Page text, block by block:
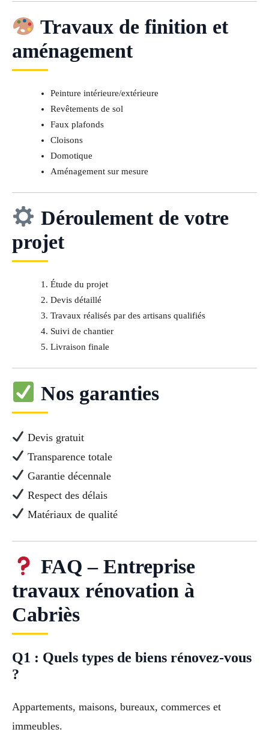
Travaux de finition et
aménagement
Peinture intérieure/extérieure
Revêtements de sol
Faux plafonds
Cloisons
Domotique
Aménagement sur mesure
Déroulement de votre
projet
Étude du projet
Devis détaillé
Travaux réalisés par des artisans qualifiés
Suivi de chantier
Livraison finale
Nos garanties
Devis gratuit
Transparence totale
Garantie décennale
Respect des délais
Matériaux de qualité
FAQ – Entreprise
travaux rénovation à
Cabriès
Q1 : Quels types de biens rénovez-vous
?
Appartements, maisons, bureaux, commerces et
immeubles.